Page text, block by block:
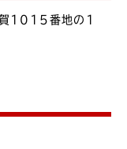
1015番地の1